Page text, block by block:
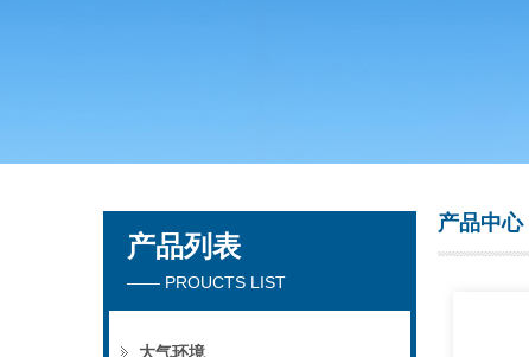
产品列表
—— PROUCTS LIST
大气环境
产品中心